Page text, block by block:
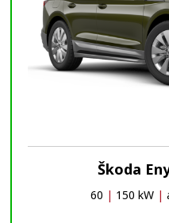
Škoda
60 | 150 kW |